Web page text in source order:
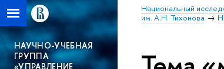
Национальный
им. А.Н. Тихонова
НАУЧНО-УЧЕБНАЯ
ГРУППА
«УПРАВЛЕНИЕ